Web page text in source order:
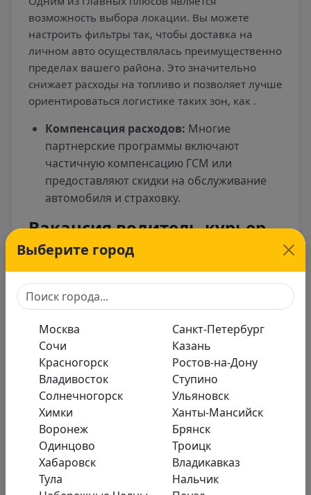
Выберите город
Москва
Сочи
Красногорск
Владивосток
Солнечногорск
Химки
Воронеж
Одинцово
Хабаровск
Тула
Санкт-Петербург
Казань
Ростов-на-Дону
Ступино
Ульяновск
Ханты-Мансийск
Брянск
Троицк
Владикавказ
Нальчик
возможность выбора локации. Вы можете
настроить фильтры так, чтобы доставка на
личном авто осуществлялась преимущественно
пределах вашего района. Это значительно
снижает расходы на топливо и позволяет лучше
ориентироваться логистике таких зон, как .
Компенсация расходов: Многие
партнерские программы включают
частичную компенсацию ГСМ или
предоставляют скидки на обслуживание
автомобиля и страховку.
Вакансия водитель-курьер
без опыта: быстрый старт
Для начала работы не требуется специальной
подготовки или стажа логистике. Основные
требования минимальны:
Наличие водительского удостоверения
категории «B».
Исправный личный автомобиль.
Смартфон с доступом интернет для
работы с навигацией по улицам.
Компании проводят дистанционное
обучение, и выйти на первую смену можно
уже день обращения.